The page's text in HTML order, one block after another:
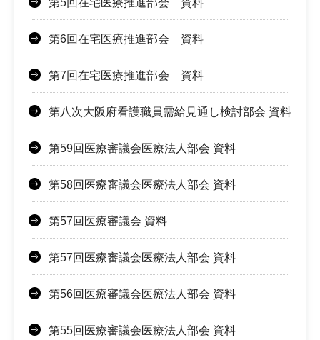
第6回在宅医療推進部会 資料
第7回在宅医療推進部会 資料
第八次大阪府看護職員需給見通し検討部会 資料
第59回医療審議会医療法人部会 資料
第58回医療審議会医療法人部会 資料
第57回医療審議会 資料
第57回医療審議会医療法人部会 資料
第56回医療審議会医療法人部会 資料
第55回医療審議会医療法人部会 資料